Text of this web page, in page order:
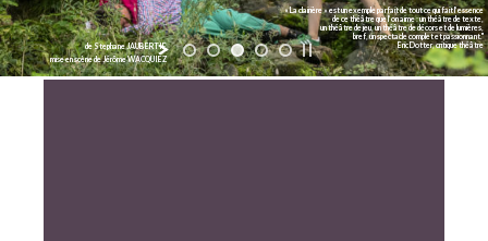
de Stephane JAUBERTIE
mise en scène de Jérôme WACQUIEZ
« La clairière » est un exemple parfait de tout ce qui fait l’essence
de ce théâtre que l’on aime : un théâtre de texte,
un théâtre de jeu, un théâtre de décors et de lumières,
bref, un spectacle complet et passionnant."
Eric Dotter, critique théâtre